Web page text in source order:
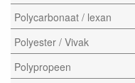
Polycarbonaat / lexan
Polyester / Vivak
Polypropeen